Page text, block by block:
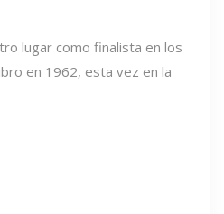
lugar como finalista en los
en 1962, esta vez en la